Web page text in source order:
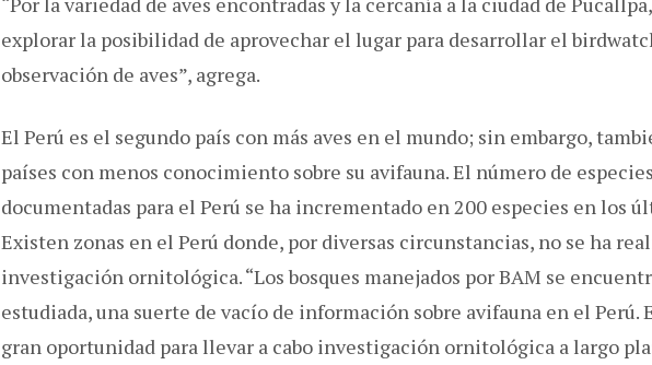
explorar la posibilidad de aprovechar el lugar para desarrollar el
observación de aves”, agrega.
El Perú es el segundo país con más aves en el mundo; sin embargo,
países con menos conocimiento sobre su avifauna. El número de
documentadas para el Perú se ha incrementado en 200 especies en los
Existen zonas en el Perú donde, por diversas circunstancias, no se ha
investigación ornitológica. “Los bosques manejados por BAM se
estudiada, una suerte de vacío de información sobre avifauna en el Perú.
gran oportunidad para llevar a cabo investigación ornitológica a largo